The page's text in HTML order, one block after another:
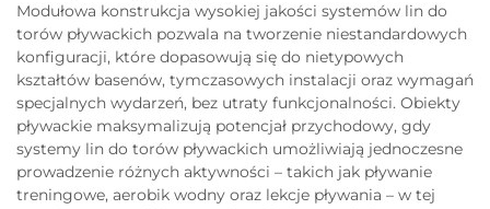
Modułowa konstrukcja wysokiej jakości systemów lin do
torów pływackich pozwala na tworzenie niestandardowych
konfiguracji, które dopasowują się do nietypowych
kształtów basenów, tymczasowych instalacji oraz wymagań
specjalnych wydarzeń, bez utraty funkcjonalności. Obiekty
pływackie maksymalizują potencjał przychodowy, gdy
systemy lin do torów pływackich umożliwiają jednoczesne
prowadzenie różnych aktywności – takich jak pływanie
treningowe, aerobik wodny oraz lekcje pływania – w tej